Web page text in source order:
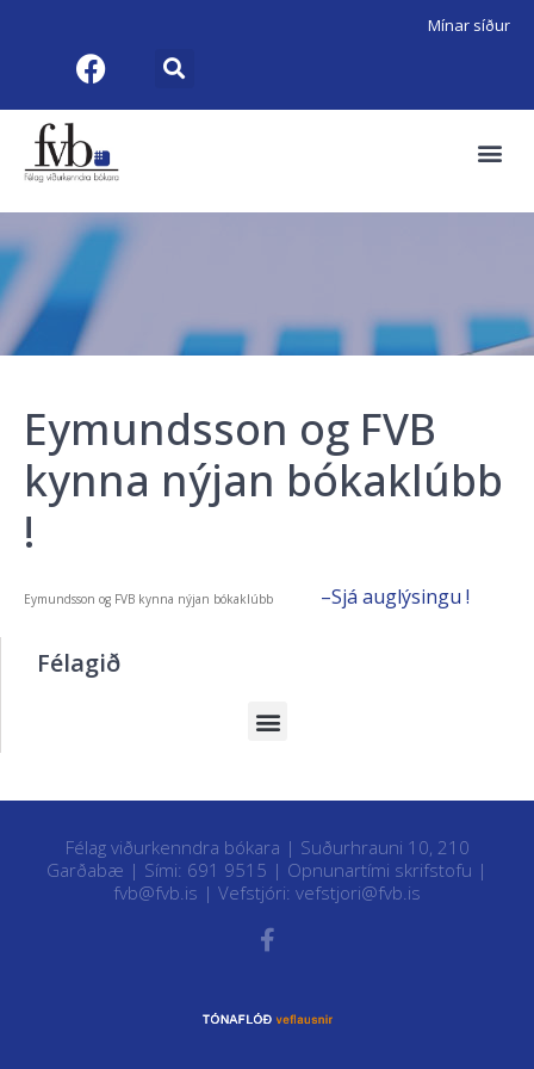
Mínar síður
Eymundsson og FVB
kynna nýjan bókaklúbb
!
Eymundsson og FVB kynna nýjan bókaklúbb –Sjá auglýsingu !
Félagið
Félag viðurkenndra bókara | Suðurhrauni 10, 210
Garðabæ | Sími: 691 9515 | Opnunartími skrifstofu |
fvb@fvb.is | Vefstjóri: vefstjori@fvb.is